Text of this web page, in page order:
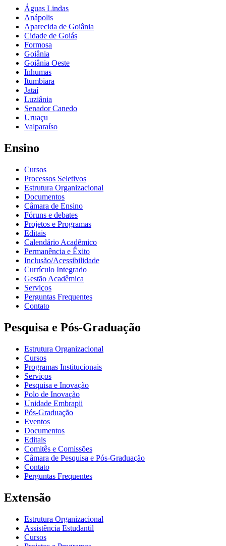
Águas Lindas
Anápolis
Aparecida de Goiânia
Cidade de Goiás
Formosa
Goiânia
Goiânia Oeste
Inhumas
Itumbiara
Jataí
Luziânia
Senador Canedo
Uruaçu
Valparaíso
Ensino
Cursos
Processos Seletivos
Estrutura Organizacional
Documentos
Câmara de Ensino
Fóruns e debates
Projetos e Programas
Editais
Calendário Acadêmico
Permanência e Êxito
Inclusão/Acessibilidade
Currículo Integrado
Gestão Acadêmica
Serviços
Perguntas Frequentes
Contato
Pesquisa e Pós-Graduação
Estrutura Organizacional
Cursos
Programas Institucionais
Serviços
Pesquisa e Inovação
Polo de Inovação
Unidade Embrapii
Pós-Graduação
Eventos
Documentos
Editais
Comitês e Comissões
Câmara de Pesquisa e Pós-Graduação
Contato
Perguntas Frequentes
Extensão
Estrutura Organizacional
Assistência Estudantil
Cursos